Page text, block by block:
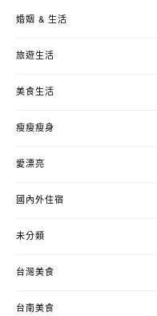
婚姻 & 生活
旅遊生活
美食生活
瘦瘦瘦身
愛漂亮
國內外住宿
未分類
台灣美食
台南美食